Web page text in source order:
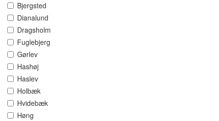
Bjergsted
Dianalund
Dragsholm
Fuglebjerg
Gørlev
Hashøj
Haslev
Holbæk
Hvidebæk
Høng